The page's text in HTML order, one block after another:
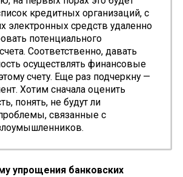
кредитных организаций, с
электронных средств удаленно
потенциального
Соответственно, давать
осуществлять финансовые
счету. Еще раз подчеркну —
Хотим сначала оценить
понять, не будут ли
связанные с
упрощения банковских